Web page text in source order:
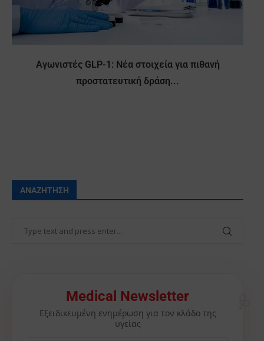
Αγωνιστές GLP-1: Νέα στοιχεία για πιθανή
προστατευτική δράση...
ΑΝΑΖΉΤΗΣΗ
Medical Newsletter
Εξειδικευμένη ενημέρωση για τον κλάδο της
υγείας